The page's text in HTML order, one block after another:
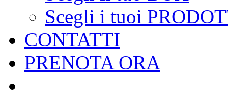
Scegli i tuoi
CONTATTI
PRENOTA ORA